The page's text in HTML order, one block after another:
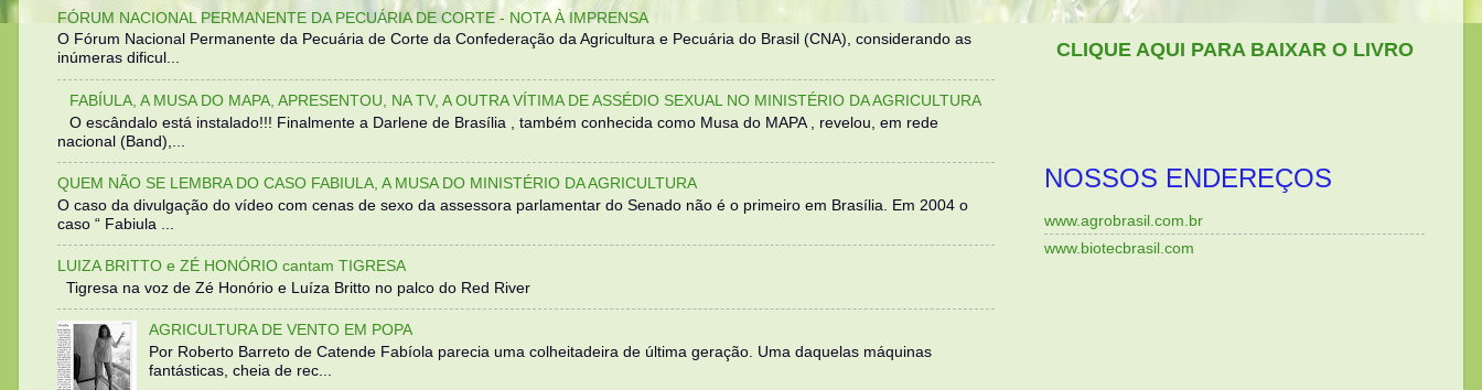
FÓRUM NACIONAL PERMANENTE DA PECUÁRIA DE CORTE - NOTA À IMPRENSA
O Fórum Nacional Permanente da Pecuária de Corte da Confederação da Agricultura e Pecuária do Brasil (CNA), considerando as
inúmeras dificul...
FABÍULA, A MUSA DO MAPA, APRESENTOU, NA TV, A OUTRA VÍTIMA DE ASSÉDIO SEXUAL NO MINISTÉRIO DA AGRICULTURA
O escândalo está instalado!!! Finalmente a Darlene de Brasília , também conhecida como Musa do MAPA , revelou, em rede
nacional (Band),...
QUEM NÃO SE LEMBRA DO CASO FABIULA, A MUSA DO MINISTÉRIO DA AGRICULTURA
O caso da divulgação do vídeo com cenas de sexo da assessora parlamentar do Senado não é o primeiro em Brasília. Em 2004 o
caso “ Fabiula ...
LUIZA BRITTO e ZÉ HONÓRIO cantam TIGRESA
Tigresa na voz de Zé Honório e Luíza Britto no palco do Red River
AGRICULTURA DE VENTO EM POPA
Por Roberto Barreto de Catende Fabíola parecia uma colheitadeira de última geração. Uma daquelas máquinas
fantásticas, cheia de rec...
CLIQUE AQUI PARA BAIXAR O LIVRO
NOSSOS ENDEREÇOS
www.agrobrasil.com.br
www.biotecbrasil.com